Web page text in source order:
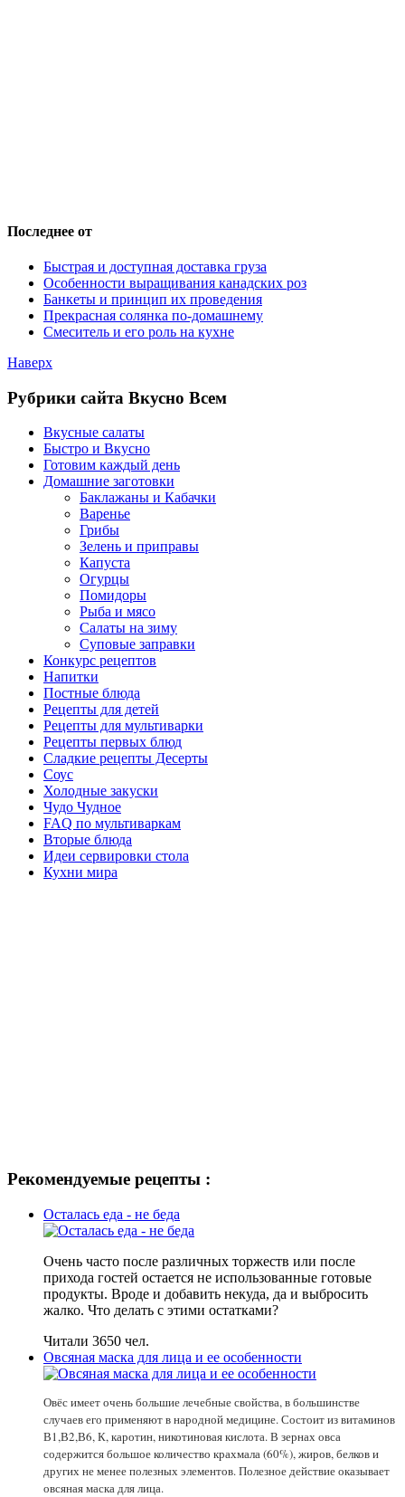
Последнее от
Быстрая и доступная доставка груза
Особенности выращивания канадских роз
Банкеты и принцип их проведения
Прекрасная солянка по-домашнему
Смеситель и его роль на кухне
Наверх
Рубрики сайта Вкусно Всем
Вкусные салаты
Быстро и Вкусно
Готовим каждый день
Домашние заготовки
Баклажаны и Кабачки
Варенье
Грибы
Зелень и приправы
Капуста
Огурцы
Помидоры
Рыба и мясо
Салаты на зиму
Суповые заправки
Конкурс рецептов
Напитки
Постные блюда
Рецепты для детей
Рецепты для мультиварки
Рецепты первых блюд
Сладкие рецепты Десерты
Соус
Холодные закуски
Чудо Чудное
FAQ по мультиваркам
Вторые блюда
Идеи сервировки стола
Кухни мира
Рекомендуемые рецепты :
Осталась еда - не беда
Очень часто после различных торжеств или после
прихода гостей остается не использованные готовые
продукты. Вроде и добавить некуда, да и выбросить
жалко. Что делать с этими остатками?
Читали 3650 чел.
Овсяная маска для лица и ее особенности
Овёс имеет очень большие лечебные свойства, в большинстве
случаев его применяют в народной медицине. Состоит из витаминов
В1,В2,В6, К, каротин, никотиновая кислота. В зернах овса
содержится большое количество крахмала (60%), жиров, белков и
других не менее полезных элементов. Полезное действие оказывает
овсяная маска для лица.